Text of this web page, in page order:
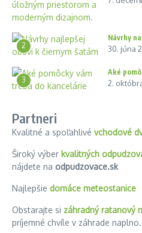
2
Návrhy
30. júna
3
Aké
2.
Partneri
Kvalitné a spoľahlivé vchodové
Široký výber kvalitných
nájdete na odpudzovace.sk
Najlepšie domáce meteostanice
Obstarajte si záhradný ratanový
príjemné chvíle v záhrade naplno.